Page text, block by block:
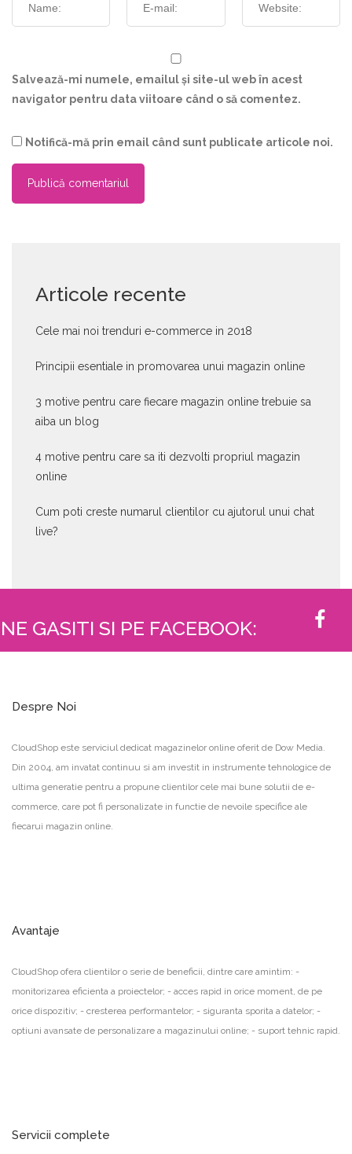
Salvează-mi numele, emailul și site-ul web în acest
navigator pentru data viitoare când o să comentez.
Notifică-mă prin email când sunt publicate articole noi.
Articole recente
Cele mai noi trenduri e-commerce in 2018
Principii esentiale in promovarea unui magazin online
3 motive pentru care fiecare magazin online trebuie sa
aiba un blog
4 motive pentru care sa iti dezvolti propriul magazin
online
Cum poti creste numarul clientilor cu ajutorul unui chat
live?
NE GASITI SI PE FACEBOOK:
Despre Noi
CloudShop este serviciul dedicat magazinelor online oferit de Dow Media.
Din 2004, am invatat continuu si am investit in instrumente tehnologice de
ultima generatie pentru a propune clientilor cele mai bune solutii de e-
commerce, care pot fi personalizate in functie de nevoile specifice ale
fiecarui magazin online.
Avantaje
CloudShop ofera clientilor o serie de beneficii, dintre care amintim: -
monitorizarea eficienta a proiectelor; - acces rapid in orice moment, de pe
orice dispozitiv; - cresterea performantelor; - siguranta sporita a datelor; -
optiuni avansate de personalizare a magazinului online; - suport tehnic rapid.
Servicii complete